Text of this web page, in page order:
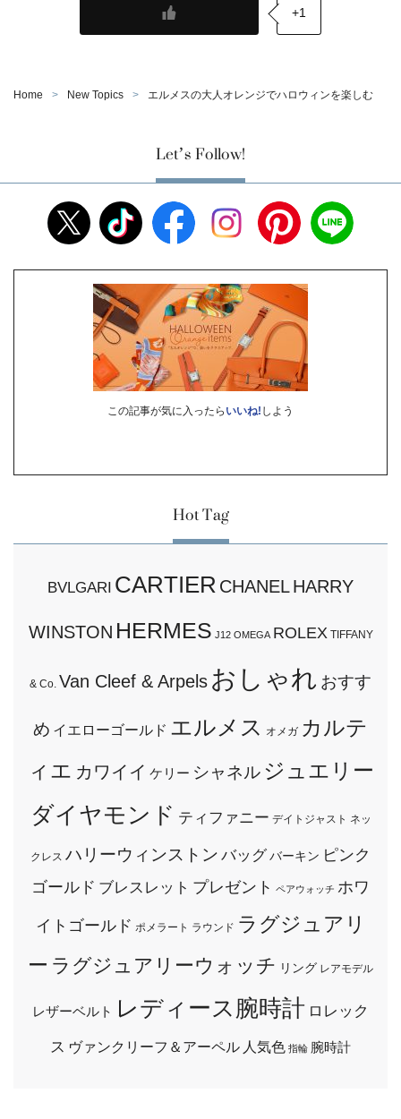
+1
Home New Topics エルメスの大人オレンジでハロウィンを楽しむ
Let’s Follow!
この記事が気に入ったら いいね! しよう
Hot Tag
BVLGARI CARTIER CHANELHARRY
WINSTON HERMES J12 OMEGA ROLEX TIFFANY
& Co. Van Cleef & Arpels おしゃれ おすす
め イエローゴールド エルメス オメガ カルテ
ィエ カワイイ ケリー シャネル ジュエリー
ダイヤモンド ティファニー デイトジャスト ネッ
クレス ハリーウィンストン バッグ バーキン ピンク
ゴールド ブレスレット プレゼント ペアウォッチ ホワ
イトゴールド ポメラート ラウンド ラグジュアリ
ー ラグジュアリーウォッチ リング レアモデル
レザーベルト レディース腕時計 ロレック
ス ヴァンクリーフ＆アーペル 人気色 指輪 腕時計